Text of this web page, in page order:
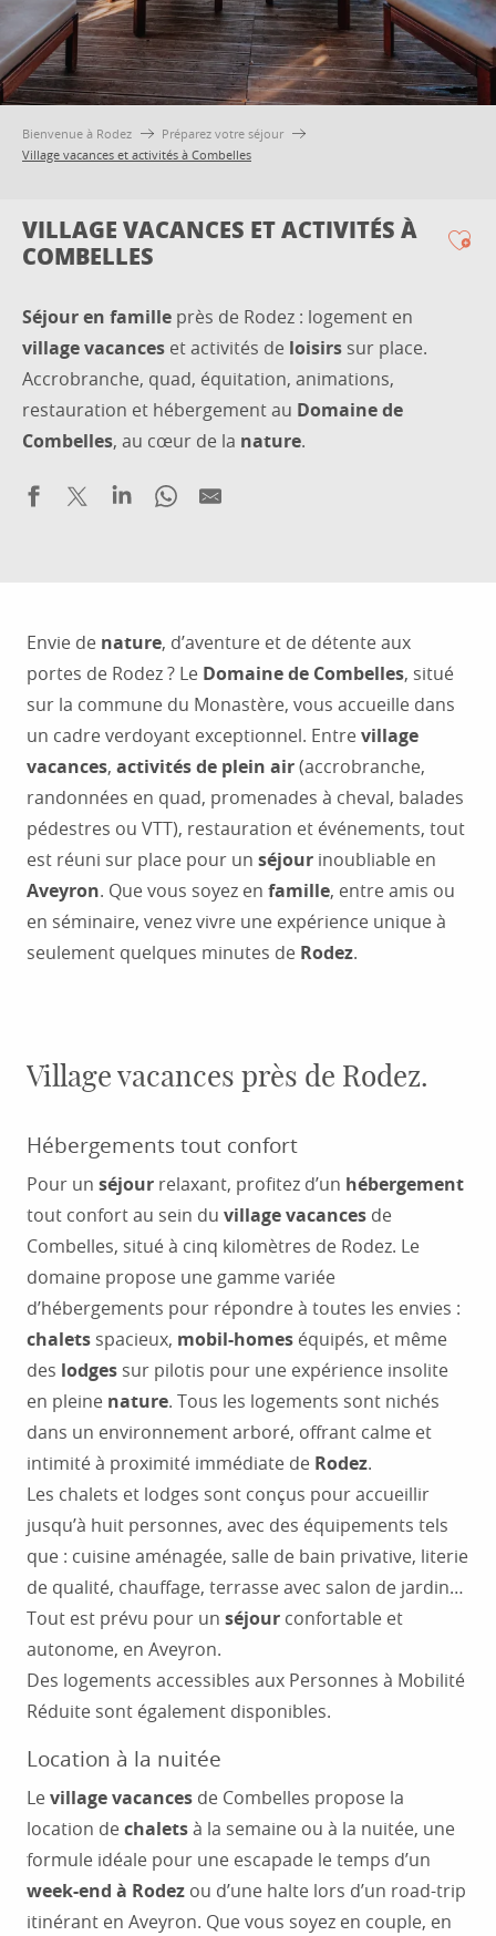
Bienvenue à Rodez
Préparez votre séjour
Village vacances et activités à Combelles
VILLAGE VACANCES ET ACTIVITÉS À
COMBELLES
Séjour en famille près de Rodez : logement en
village vacances et activités de loisirs sur place.
Accrobranche, quad, équitation, animations,
restauration et hébergement au Domaine de
Combelles, au cœur de la nature.
Envie de nature, d’aventure et de détente aux
portes de Rodez ? Le Domaine de Combelles, situé
sur la commune du Monastère, vous accueille dans
un cadre verdoyant exceptionnel. Entrevillage
vacances, activités de plein air(accrobranche,
randonnées en quad, promenades à cheval, balades
pédestres ou VTT), restauration et événements, tout
est réuni sur place pour un séjour inoubliable en
Aveyron. Que vous soyez en famille, entre amis ou
en séminaire, venez vivre une expérience unique à
seulement quelques minutes de Rodez.
Village vacances près de Rodez.
Hébergements tout confort
Pour un séjour relaxant, profitez d’un hébergement
tout confort au sein du village vacances de
Combelles, situé à cinq kilomètres de Rodez. Le
domaine propose une gamme variée
d’hébergements pour répondre à toutes les envies :
chalets spacieux, mobil-homes équipés, et même
des lodges sur pilotis pour une expérience insolite
en pleine nature. Tous les logements sont nichés
dans un environnement arboré, offrant calme et
intimité à proximité immédiate de Rodez.
Les chalets et lodges sont conçus pour accueillir
jusqu’à huit personnes, avec des équipements tels
que : cuisine aménagée, salle de bain privative, literie
de qualité, chauffage, terrasse avec salon de jardin…
Tout est prévu pour un séjour confortable et
autonome, en Aveyron.
Des logements accessibles aux Personnes à Mobilité
Réduite sont également disponibles.
Location à la nuitée
Levillage vacances de Combelles propose la
location dechaletsà la semaine ou à la nuitée, une
formule idéale pour une escapade le temps d’un
week-end à Rodez ou d’une halte lors d’un road-trip
itinérant en Aveyron. Que vous soyez en couple, en